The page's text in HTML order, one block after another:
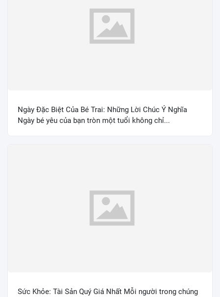
Ngày Đặc Biệt Của Bé Trai: Những Lời Chúc Ý Nghĩa
Ngày bé yêu của bạn tròn một tuổi không chỉ...
Sức Khỏe: Tài Sản Quý Giá Nhất Mỗi người trong chúng